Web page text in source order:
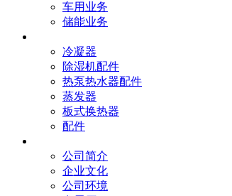
车用业务
储能业务
冷凝器
除湿机配件
热泵热水器配件
蒸发器
板式换热器
配件
公司简介
企业文化
公司环境